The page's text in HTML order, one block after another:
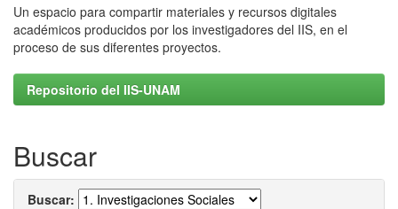
Un espacio para compartir materiales y recursos digitales
académicos producidos por los investigadores del IIS, en el
proceso de sus diferentes proyectos.
Repositorio del IIS-UNAM
Buscar
Buscar: